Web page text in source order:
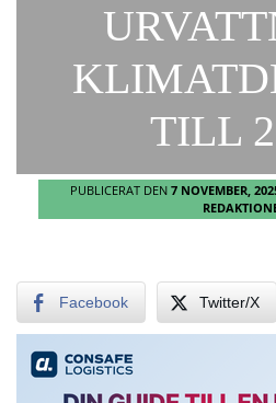
TILL
PUBLICERAT DEN 7 NOVEMBER,
Facebook Twitter/X